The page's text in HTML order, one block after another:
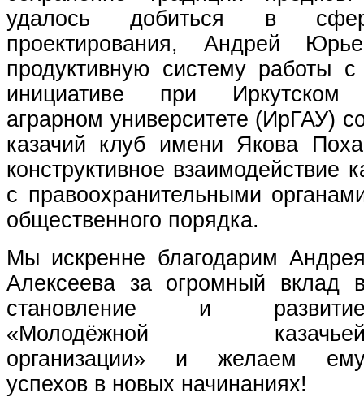
удалось добиться в
проектирования, Андрей
продуктивную систему работы
инициативе при Иркутском
аграрном университете (ИрГАУ)
казачий клуб имени Якова
конструктивное взаимодействие
с правоохранительными
общественного порядка.
Мы искренне благодарим
Алексеева за огромный вклад
становление и
«Молодёжной
организации» и желаем
успехов в новых начинаниях!